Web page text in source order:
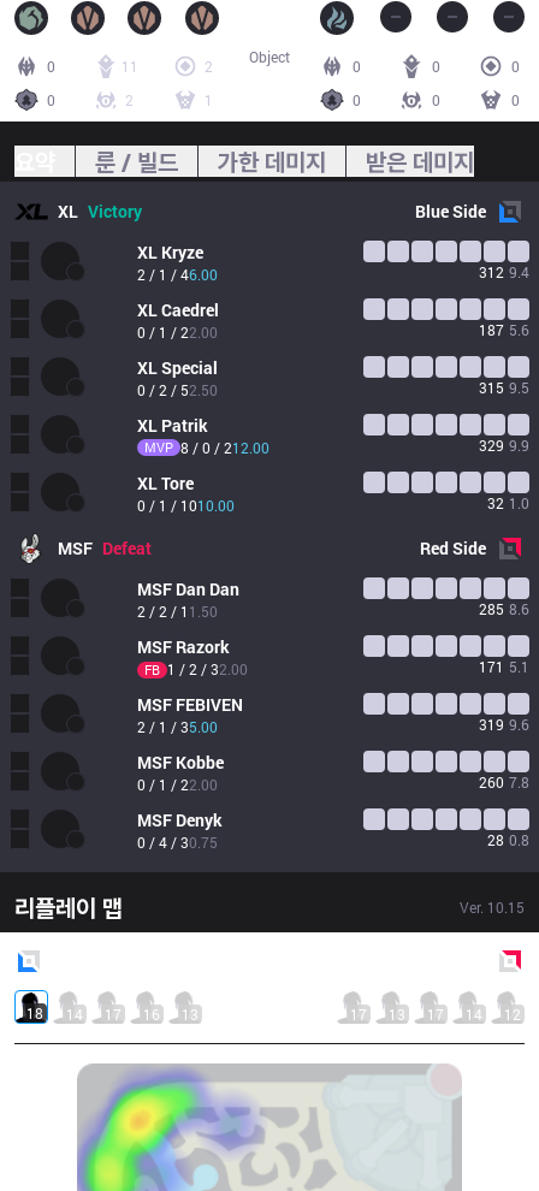
0 11
2
0
2 1
0 0
0
0
0 0
Object
룬 / 빌드 가한 데미지 받은 데미지
XL Victory BlueSide
XL Kryze
2 / 1 / 46.00 312 9.4
XLCaedrel
0 / 1 / 22.00 187 5.6
XLSpecial
0 / 2 / 52.50 315 9.5
XL Patrik
MVP 8 / 0 / 212.00 329 9.9
XLTore
0 / 1 / 1010.00 32 1.0
MSF Defeat RedSide
MSF Dan Dan
2 / 2 / 1 1.50 285 8.6
MSF Razork
FB 1 / 2 / 32.00 171 5.1
MSF FEBIVEN
2 / 1 / 35.00 319 9.6
MSF Kobbe
0 / 1 / 22.00 260 7.8
MSF Denyk
0 / 4 / 30.75 28 0.8
리플레이 맵 Ver. 10.15
18 14 17 16 13 17 13 17 14 12